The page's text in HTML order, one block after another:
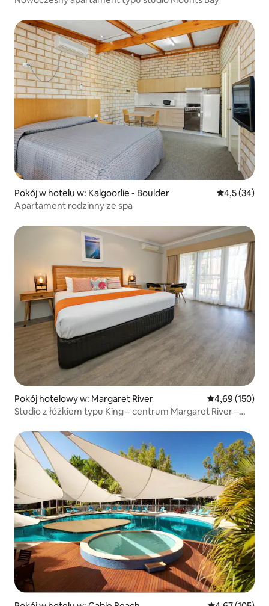
Pokój w hotelu w: Kalgoorlie - Boulder Średnia
4,5 (34)
Apartament rodzinny ze spa
Pokój hotelowy w: Margaret River Średnia
4,69 (150)
Studio z łóżkiem typu King – centrum Margaret River –